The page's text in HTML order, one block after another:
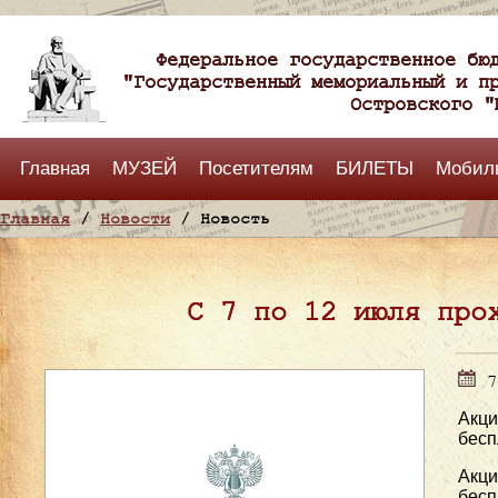
Федеральное государственное
"Государственный мемориальный и
Островского
Главная МУЗЕЙ Посетителям БИЛЕТЫ
Главная/Новости/ Новость
С 7 по 12 июля